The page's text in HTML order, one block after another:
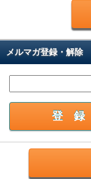
メルマガ登録・解除